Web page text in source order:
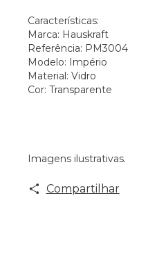
Características:
Marca: Hauskraft
Referência: PM3004
Modelo: Império
Material: Vidro
Cor: Transparente
Imagens ilustrativas.
Compartilhar